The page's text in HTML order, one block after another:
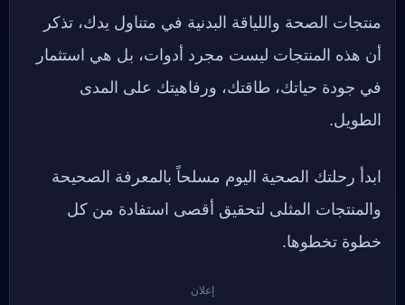
منتجات الصحة واللياقة البدنية في متناول يدك، تذكر
أن هذه المنتجات ليست مجرد أدوات، بل هي استثمار
في جودة حياتك، طاقتك، ورفاهيتك على المدى
الطويل.
ابدأ رحلتك الصحية اليوم مسلحاً بالمعرفة الصحيحة
والمنتجات المثلى لتحقيق أقصى استفادة من كل
خطوة تخطوها.
إعلان